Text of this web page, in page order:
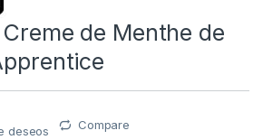
de Menthe de
deseos Compare